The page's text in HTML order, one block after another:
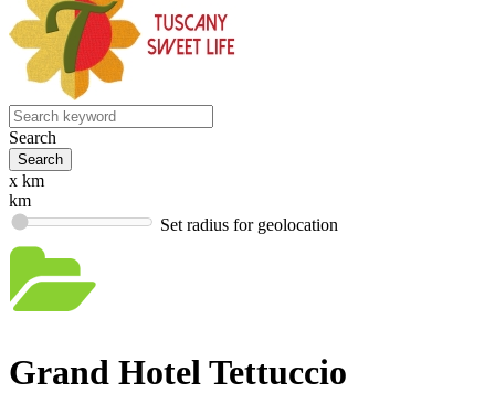
Search
x km
km
Set radius for geolocation
Grand Hotel Tettuccio